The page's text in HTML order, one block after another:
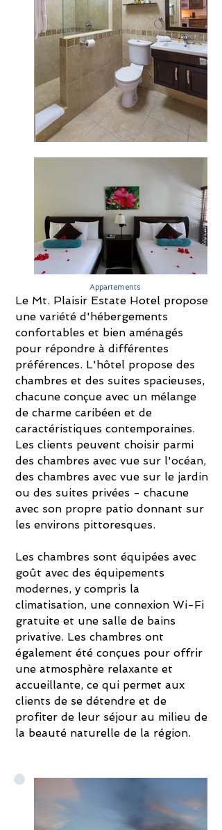
Appartements
Le Mt. Plaisir Estate Hotel propose
une variété d'hébergements
confortables et bien aménagés
pour répondre à différentes
préférences. L'hôtel propose des
chambres et des suites spacieuses,
chacune conçue avec un mélange
de charme caribéen et de
caractéristiques contemporaines.
Les clients peuvent choisir parmi
des chambres avec vue sur l'océan,
des chambres avec vue sur le jardin
ou des suites privées - chacune
avec son propre patio donnant sur
les environs pittoresques.
Les chambres sont équipées avec
goût avec des équipements
modernes, y compris la
climatisation, une connexion Wi-Fi
gratuite et une salle de bains
privative. Les chambres ont
également été conçues pour offrir
une atmosphère relaxante et
accueillante, ce qui permet aux
clients de se détendre et de
profiter de leur séjour au milieu de
la beauté naturelle de la région.